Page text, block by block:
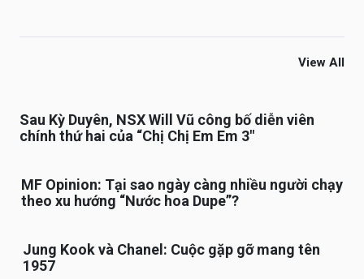
View All
Sau Kỳ Duyên, NSX Will Vũ công bố diễn viên
chính thứ hai của “Chị Chị Em Em 3″
MF Opinion: Tại sao ngày càng nhiều người chạy
theo xu hướng “Nước hoa Dupe”?
Jung Kook và Chanel: Cuộc gặp gỡ mang tên
1957